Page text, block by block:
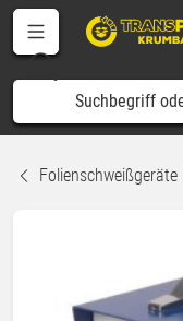
Folienschweißgeräte